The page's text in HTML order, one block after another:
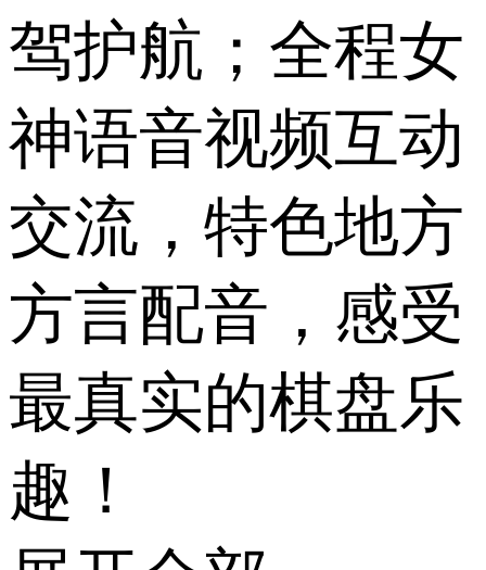
驾护航；全程女
神语音视频互动
交流，特色地方
方言配音，感受
最真实的棋盘乐
趣！